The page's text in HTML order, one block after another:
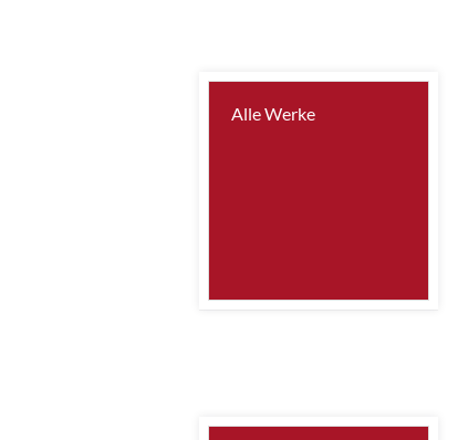
Alle Werke